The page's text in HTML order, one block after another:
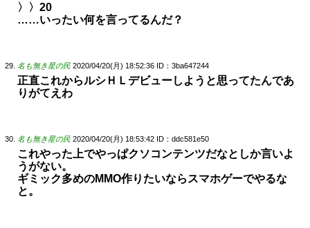
〉〉20
……いったい何を言ってるんだ？
名も無き星の民 2020/04/20(月) 18:52:36 ID：3ba647244
正直これからルシＨＬデビューしようと思ってたんであ
りがてえわ
名も無き星の民 2020/04/20(月) 18:53:42 ID：ddc581e50
これやった上でやっぱクソコンテンツだなとしか言いよ
うがない。
ギミック多めのMMO作りたいならスマホゲーでやるな
と。